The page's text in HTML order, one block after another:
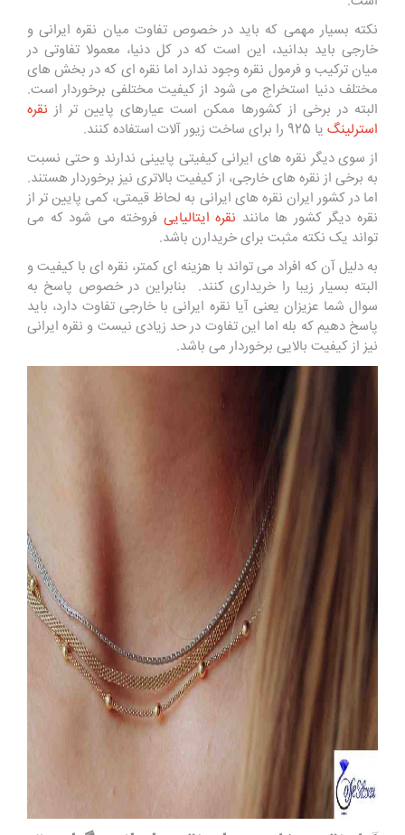
نکته بسیار مهمی که باید در خصوص تفاوت میان نقره ایرانی و
خارجی باید بدانید، این است که در کل دنیا، معمولا تفاوتی در
میان ترکیب و فرمول نقره وجود ندارد اما نقره ای که در بخش های
مختلف دنیا استخراج می شود از کیفیت مختلفی برخوردار است.
البته در برخی از کشورها ممکن است عیارهای پایین تر از نقره
استرلینگ یا 925 را برای ساخت زیور آلات استفاده کنند.
از سوی دیگر نقره های ایرانی کیفیتی پایینی ندارند و حتی نسبت
به برخی از نقره های خارجی، از کیفیت بالاتری نیز برخوردار هستند.
اما در کشور ایران نقره های ایرانی به لحاظ قیمتی، کمی پایین تر از
نقره دیگر کشور ها مانند نقره ایتالیایی فروخته می شود که می
تواند یک نکته مثبت برای خریدارن باشد.
به دلیل آن که افراد می تواند با هزینه ای کمتر، نقره ای با کیفیت و
البته بسیار زیبا را خریداری کنند. بنابراین در خصوص پاسخ به
سوال شما عزیزان یعنی آیا نقره ایرانی با خارجی تفاوت دارد، باید
پاسخ دهیم که بله اما این تفاوت در حد زیادی نیست و نقره ایرانی
نیز از کیفیت بالایی برخوردار می باشد.